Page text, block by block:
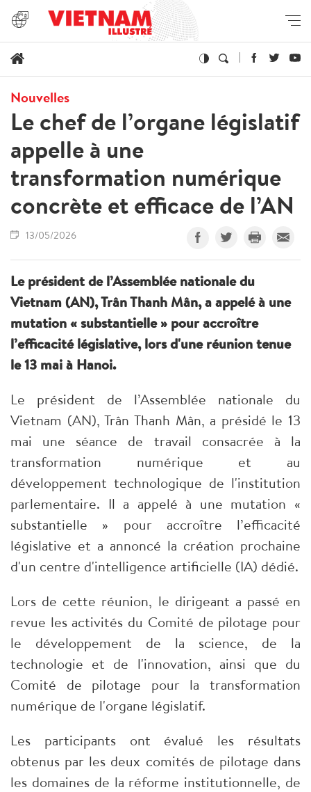
Nouvelles
Le chef de l’organe législatif
appelle à une
transformation numérique
concrète et efficace de l’AN
13/05/2026
Le président de l’Assemblée nationale du
Vietnam (AN), Trân Thanh Mân, a appelé à une
mutation « substantielle » pour accroître
l’efficacité législative, lors d'une réunion tenue
le 13 mai à Hanoi.
Le président de l’Assemblée nationale du
Vietnam (AN), Trân Thanh Mân, a présidé le 13
mai une séance de travail consacrée à la
transformation numérique et au
développement technologique de l'institution
parlementaire. Il a appelé à une mutation «
substantielle » pour accroître l’efficacité
législative et a annoncé la création prochaine
d'un centre d'intelligence artificielle (IA) dédié.
Lors de cette réunion, le dirigeant a passé en
revue les activités du Comité de pilotage pour
le développement de la science, de la
technologie et de l'innovation, ainsi que du
Comité de pilotage pour la transformation
numérique de l'organe législatif.
Les participants ont évalué les résultats
obtenus par les deux comités de pilotage dans
les domaines de la réforme institutionnelle, de